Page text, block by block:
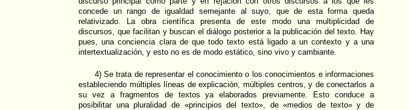
concede un rango de igualdad semejante al suyo, que de esta forma queda
relativizado. La obra científica presenta de este modo una multiplicidad de
discursos, que facilitan y buscan el diálogo posterior a la publicación del texto. Hay
pues, una conciencia clara de que todo texto está ligado a un contexto y a una
intertextualización, y esto no es de modo estático, sino vivo y cambiante.
4) Se trata de representar el conocimiento o los conocimientos e informaciones
estableciendo múltiples líneas de explicación, múltiples centros, y de conectarlos a
su vez a fragmentos de textos ya elaborados previamente. Esto conduce a
posibilitar una pluralidad de «principios del texto», de «medios de texto» y de